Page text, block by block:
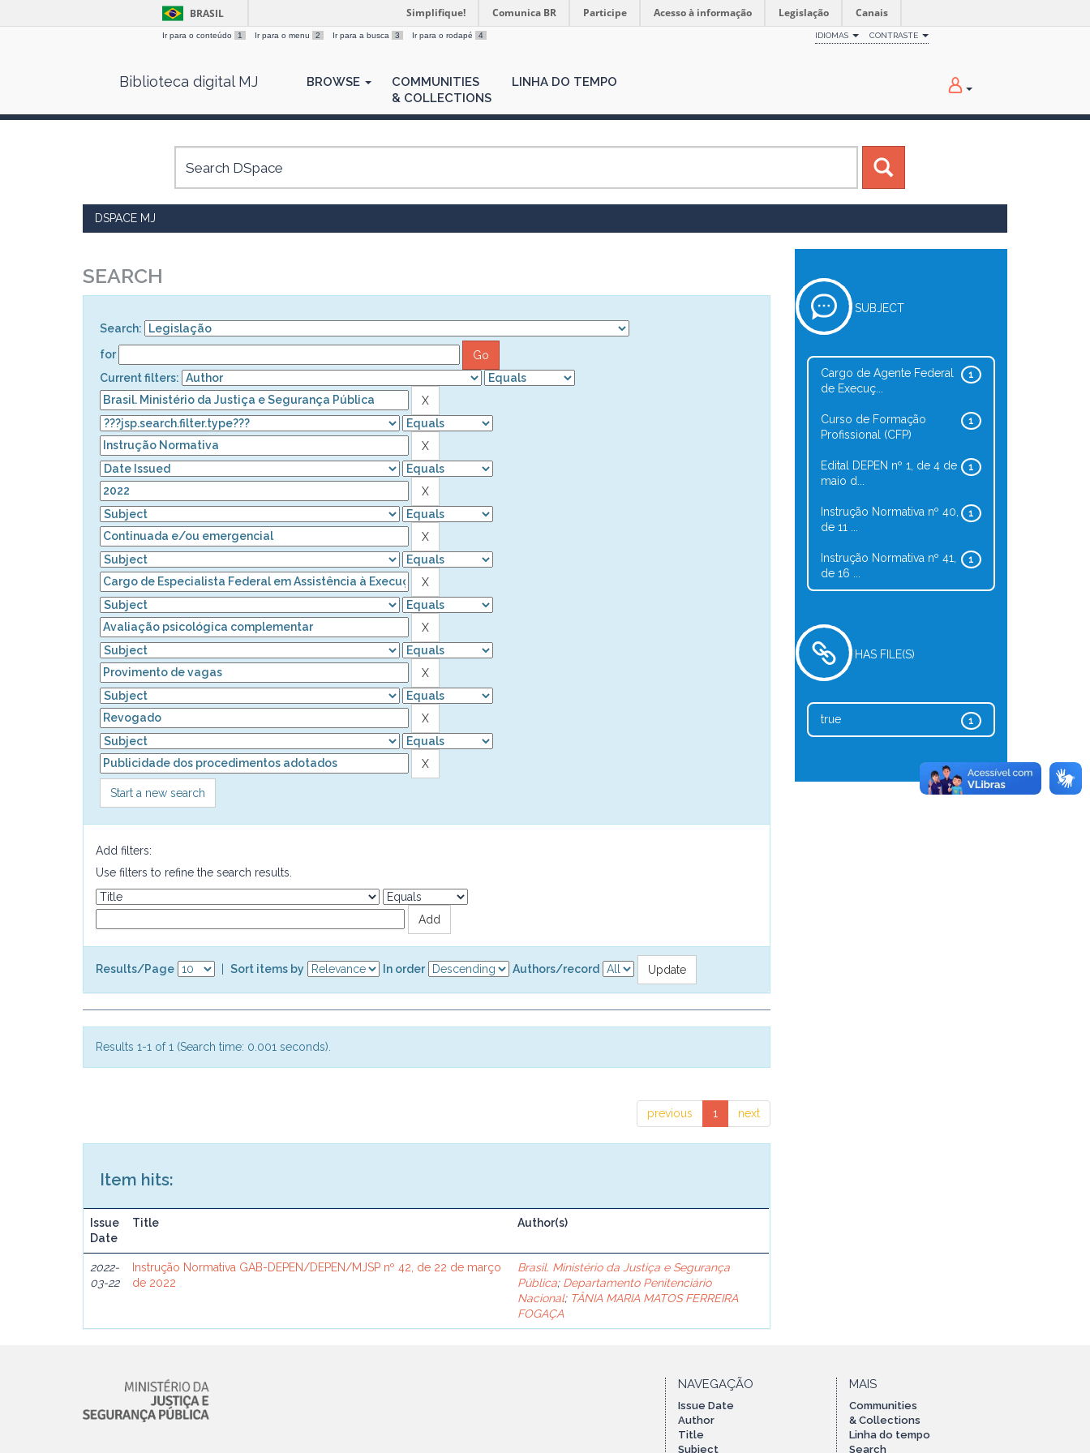
BRASIL Simplifique! Comunica BR Participe Acesso à informação Legislação Canais
Ir para o conteúdo 1 Ir para o menu 2 Ir para a busca 3 Ir para o rodapé 4 IDIOMAS CONTRASTE
Biblioteca digital MJ BROWSE
COMMUNITIES
& COLLECTIONS
LINHA DO TEMPO
DSPACE MJ
SEARCH
Search:
for
Current filters:
Start a new search
Add filters:
Use filters to refine the search results.
Results/Page Sort items by In order Authors/record
Results 1-1 of 1 (Search time: 0.001 seconds).
previous 1 next
Item hits:
Issue
Date
Title Author(s)
2022-
03-22
Instrução Normativa GAB-DEPEN/DEPEN/MJSP nº 42, de 22 de março
de 2022
Brasil. Ministério da Justiça e Segurança
Pública; Departamento Penitenciário
Nacional; TÂNIA MARIA MATOS FERREIRA
FOGAÇA
SUBJECT
1
Cargo de Agente Federal
de Execuç...
1
Curso de Formação
Profissional (CFP)
1
Edital DEPEN nº 1, de 4 de
maio d...
1
Instrução Normativa nº 40,
de 11 ...
1
Instrução Normativa nº 41,
de 16 ...
HAS FILE(S)
1
true
NAVEGAÇÃO
Issue Date
Author
Title
Subject
MAIS
Communities
& Collections
Linha do tempo
Search